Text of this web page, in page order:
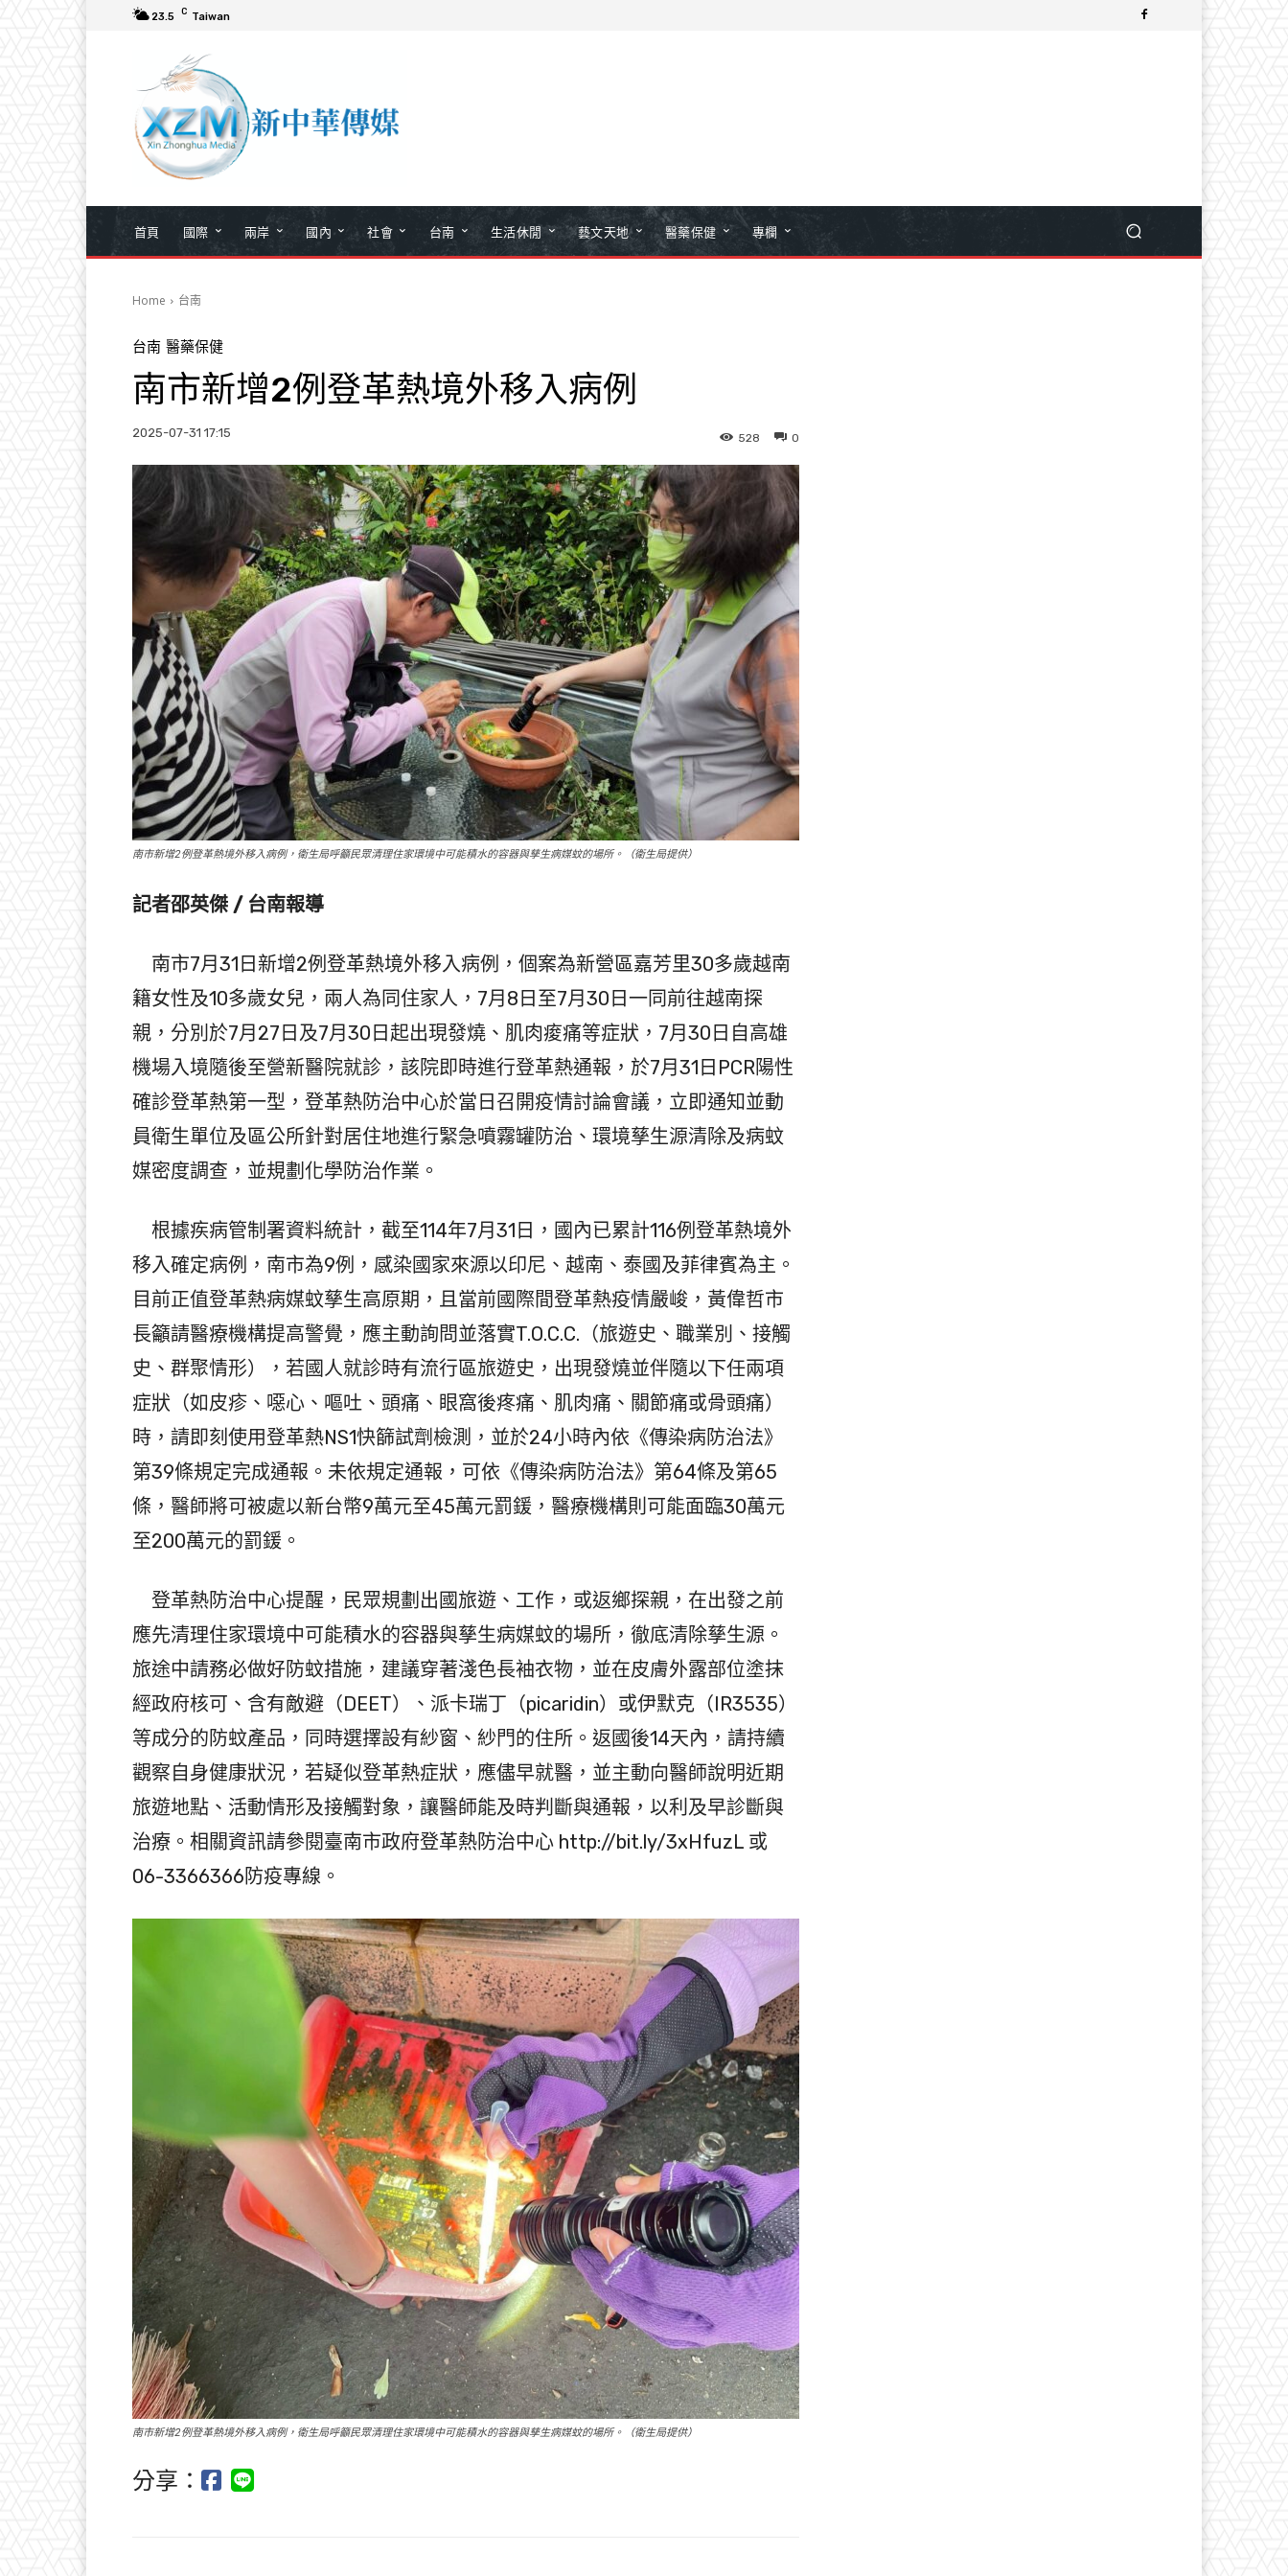
23.5 C Taiwan
首頁 國際 兩岸 國內 社會 台南 生活休閒 藝文天地 醫藥保健 專欄
Home 台南
台南 醫藥保健
南市新增2例登革熱境外移入病例
2025-07-31 17:15 0
528
南市新增2例登革熱境外移入病例，衛生局呼籲民眾清理住家環境中可能積水的容器與孳生病媒蚊的場所。（衛生局提供）
記者邵英傑 / 台南報導
南市7月31日新增2例登革熱境外移入病例，個案為新營區嘉芳里30多歲越南
籍女性及10多歲女兒，兩人為同住家人，7月8日至7月30日一同前往越南探
親，分別於7月27日及7月30日起出現發燒、肌肉痠痛等症狀，7月30日自高雄
機場入境隨後至營新醫院就診，該院即時進行登革熱通報，於7月31日PCR陽性
確診登革熱第一型，登革熱防治中心於當日召開疫情討論會議，立即通知並動
員衛生單位及區公所針對居住地進行緊急噴霧罐防治、環境孳生源清除及病蚊
媒密度調查，並規劃化學防治作業。
根據疾病管制署資料統計，截至114年7月31日，國內已累計116例登革熱境外
移入確定病例，南市為9例，感染國家來源以印尼、越南、泰國及菲律賓為主。
目前正值登革熱病媒蚊孳生高原期，且當前國際間登革熱疫情嚴峻，黃偉哲市
長籲請醫療機構提高警覺，應主動詢問並落實T.O.C.C.（旅遊史、職業別、接觸
史、群聚情形），若國人就診時有流行區旅遊史，出現發燒並伴隨以下任兩項
症狀（如皮疹、噁心、嘔吐、頭痛、眼窩後疼痛、肌肉痛、關節痛或骨頭痛）
時，請即刻使用登革熱NS1快篩試劑檢測，並於24小時內依《傳染病防治法》
第39條規定完成通報。未依規定通報，可依《傳染病防治法》第64條及第65
條，醫師將可被處以新台幣9萬元至45萬元罰鍰，醫療機構則可能面臨30萬元
至200萬元的罰鍰。
登革熱防治中心提醒，民眾規劃出國旅遊、工作，或返鄉探親，在出發之前
應先清理住家環境中可能積水的容器與孳生病媒蚊的場所，徹底清除孳生源。
旅途中請務必做好防蚊措施，建議穿著淺色長袖衣物，並在皮膚外露部位塗抹
經政府核可、含有敵避（DEET）、派卡瑞丁（picaridin）或伊默克（IR3535）
等成分的防蚊產品，同時選擇設有紗窗、紗門的住所。返國後14天內，請持續
觀察自身健康狀況，若疑似登革熱症狀，應儘早就醫，並主動向醫師說明近期
旅遊地點、活動情形及接觸對象，讓醫師能及時判斷與通報，以利及早診斷與
治療。相關資訊請參閱臺南市政府登革熱防治中心 http://bit.ly/3xHfuzL 或
06-3366366防疫專線。
南市新增2例登革熱境外移入病例，衛生局呼籲民眾清理住家環境中可能積水的容器與孳生病媒蚊的場所。（衛生局提供）
分享：